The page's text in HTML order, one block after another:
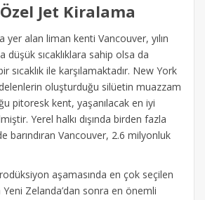
Jet Kiralama
yer alan liman kenti Vancouver, yılın
düşük sıcaklıklara sahip olsa da
sıcaklık ile karşılamaktadır. New York
oluşturduğu silüetin muazzam
pitoresk kent, yaşanılacak en iyi
Yerel halkı dışında birden fazla
barındıran Vancouver, 2.6 milyonluk
aşamasında en çok seçilen
Zelanda’dan sonra en önemli